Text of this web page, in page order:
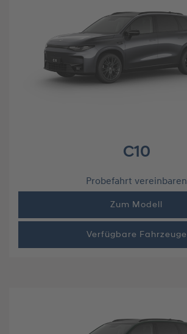
C10
Probefahrt vereinbaren
Zum Modell
Verfügbare Fahrzeuge